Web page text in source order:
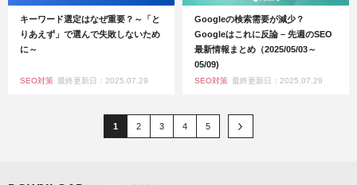
キーワード選定はなぜ重要？～「と
りあえず」で選んで失敗しないため
に～
SEO対策 最終更新日：2025.07.29
Googleの検索需要が減少？
Googleはこれに反論 – 先週のSEO
最新情報まとめ（2025/05/03～
05/09)
SEO対策 最終更新日：2025.07.29
1 2 3 4 5